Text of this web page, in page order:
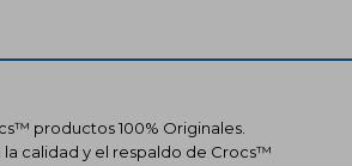
productos 100% Originales.
la calidad y el respaldo de Crocs™